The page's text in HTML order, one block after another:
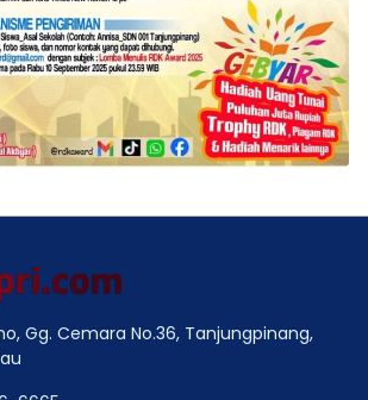
Gg. Cemara No.36, Tanjungpinang,